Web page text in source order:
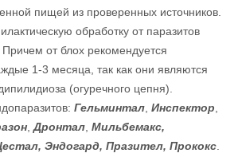
пищей из проверенных источников.
обработку от паразитов
от блох рекомендуется
1-3 месяца, так как они являются
(огуречного цепня).
Гельминтал, Инспектор
, Дронтал, Мильбемакс,
Эндогард, Празител, Прококс.